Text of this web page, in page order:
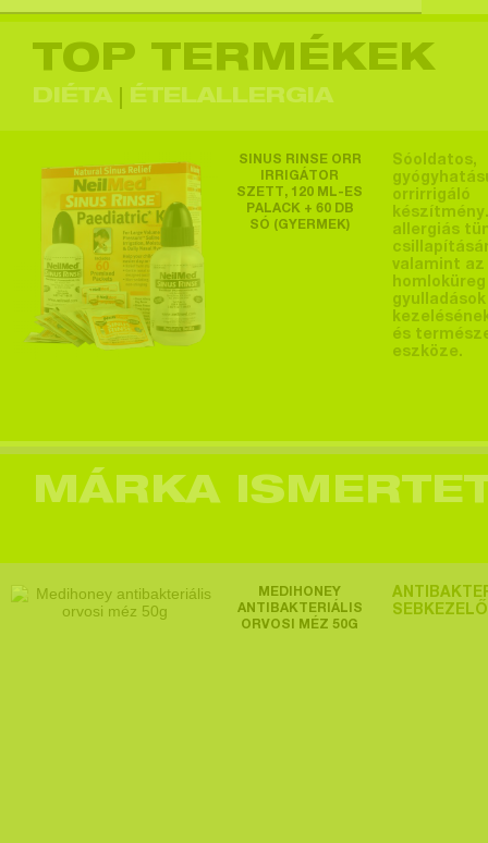
Egy felhasználó
megtekintette a
terméket >
Egy felhasználó
megtekintette a
terméket >
megtekintette a
terméket >
megtekintette a
TOP TERMÉKEK
DIÉTA ÉTELALLERGIA
SINUS RINSE ORR
IRRIGÁTOR
SZETT, 120 ML-ES
PALACK + 60 DB
SÓ (GYERMEK)
Sóoldatos,
orrirrigáló
allergiás
valamint az
homloküreg
gyulladások
és
eszköze.
MÁRKA
MEDIHONEY
ANTIBAKTERIÁLIS
ORVOSI MÉZ 50G